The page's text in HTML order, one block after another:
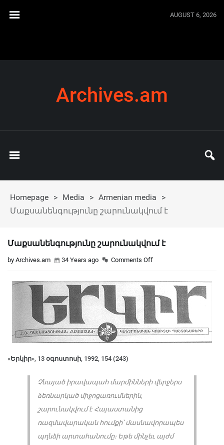
AUGUST 6, 2026
Archives.am
Homepage > Media > Armenian media
>
Մաքսանենգությունը շարունակվում է
Մաքսանենգությունը շարունակվում է
by Archives.am 34 Years ago Comments Off
«Երկիր», 13 օգոստոսի, 1992, 154 (243)
Չնայած իրավապահ մարմինների վերջերս
ձեռնարկած միջոցառումներին,
շարունակվում է Հայաստանից
ռազմավարական հումքի՝ մասնավորապես
պղնձի արտահանումը։ Եթե մինչեւ այժմ